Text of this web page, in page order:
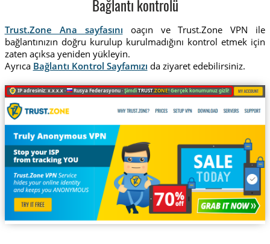
Bağlantı kontrolü
Trust.Zone Ana sayfasını oaçın ve Trust.Zone VPN ile
bağlantınızın doğru kurulup kurulmadığını kontrol etmek için
zaten açıksa yeniden yükleyin.
Ayrıca Bağlantı Kontrol Sayfamızı da ziyaret edebilirsiniz.
IP adresiniz: x.x.x.x · Rusya Federasyonu ·ŞimdiTRUST.ZONE! Gerçek konumunuz gizli!